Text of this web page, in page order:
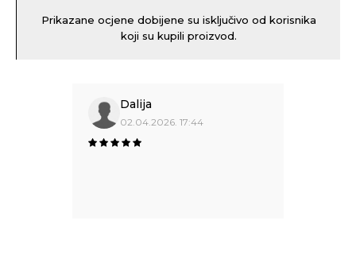
Prikazane ocjene dobijene su isključivo od korisnika
koji su kupili proizvod.
Dalija
02.04.2026. 17:44